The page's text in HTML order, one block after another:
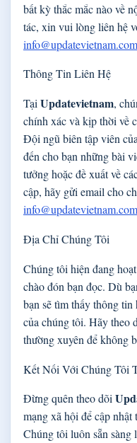
bất kỳ thắc mắc nào về
tác, xin vui lòng liên hệ
info@updatevietnam.com
Thông Tin Liên Hệ
Tại Updatevietnam,
chính xác và kịp thời về
Đội ngũ biên tập viên
đến cho bạn những bài
tưởng hoặc đề xuất về
cập, hãy gửi email cho
info@updatevietnam.com
Địa Chỉ Chúng Tôi
Chúng tôi hiện đang
chào đón bạn đọc. Dù
bạn sẽ tìm thấy thông
của chúng tôi. Hãy theo
thường xuyên để không
Kết Nối Với Chúng Tôi
Đừng quên theo dõi
mạng xã hội để cập
Chúng tôi luôn sẵn sàng